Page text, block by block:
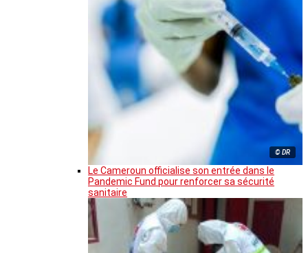
© DR
Le Cameroun officialise son entrée dans le
Pandemic Fund pour renforcer sa sécurité
sanitaire